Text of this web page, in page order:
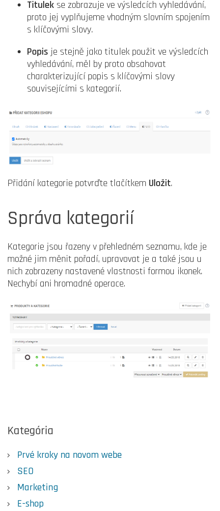
Kategória
Prvé kroky na novom webe
SEO
Marketing
E-shop
Titulek se zobrazuje ve výsledcích vyhledávání,
proto jej vyplňujeme vhodným slovním spojením
s klíčovými slovy.
Popis je stejně jako titulek použit ve výsledcích
vyhledávání, měl by proto obsahovat
charakterizující popis s klíčovými slovy
souvisejícími s kategorií.
Přidání kategorie potvrďte tlačítkem Uložit.
Správa kategorií
Kategorie jsou řazeny v přehledném seznamu, kde je
možné jim měnit pořadí, upravovat je a také jsou u
nich zobrazeny nastavené vlastnosti formou ikonek.
Nechybí ani hromadné operace.